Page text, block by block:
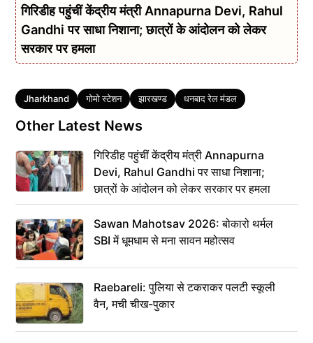
गिरिडीह पहुंचीं केंद्रीय मंत्री Annapurna Devi, Rahul
Gandhi पर साधा निशाना; छात्रों के आंदोलन को लेकर
सरकार पर हमला
Tags
Jharkhand गोमो स्टेशन झारखण्ड धनबाद रेल मंडल
Other Latest News
गिरिडीह पहुंचीं केंद्रीय मंत्री Annapurna
Devi, Rahul Gandhi पर साधा निशाना;
छात्रों के आंदोलन को लेकर सरकार पर हमला
Sawan Mahotsav 2026: बोकारो थर्मल
SBI में धूमधाम से मना सावन महोत्सव
Raebareli: पुलिया से टकराकर पलटी स्कूली
वैन, मची चीख-पुकार